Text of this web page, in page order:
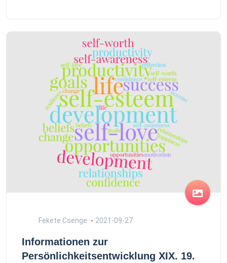
Fekete Csenge 2021-09-27
Informationen zur
Persönlichkeitsentwicklung XIX. 19.